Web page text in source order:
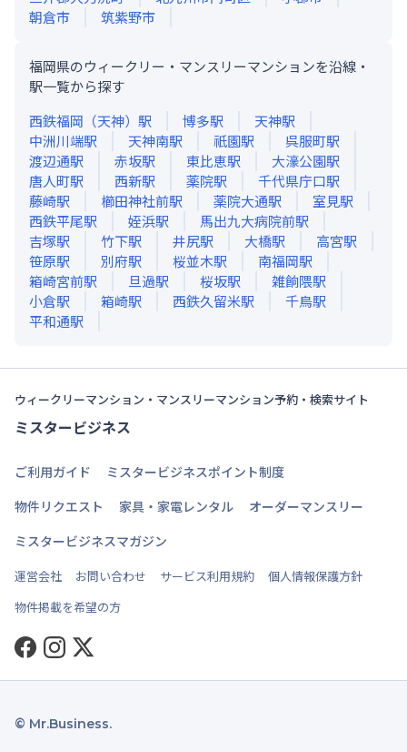
朝倉市
筑紫野市
福岡県のウィークリー・マンスリーマンションを沿線・
駅一覧から探す
西鉄福岡（天神） 駅 博多駅 天神駅
中洲川端駅 天神南駅 祇園駅 呉服町駅
渡辺通駅 赤坂駅 東比恵駅 大濠公園駅
唐人町駅 西新駅 薬院駅 千代県庁口駅
藤崎駅 櫛田神社前駅 薬院大通駅 室見駅
西鉄平尾駅 姪浜駅 馬出九大病院前駅
吉塚駅 竹下駅 井尻駅 大橋駅 高宮駅
笹原駅 別府駅 桜並木駅 南福岡駅
箱崎宮前駅 旦過駅 桜坂駅 雑餉隈駅
小倉駅 箱崎駅 西鉄久留米駅 千鳥駅
平和通駅
ウィークリーマンション・マンスリーマンション予約・検索サイト
ミスタービジネス
ご利用ガイド
ミスタービジネスポイント制度
物件リクエスト
家具・家電レンタル
オーダーマンスリー
ミスタービジネスマガジン
運営会社 お問い合わせ サービス利用規約
個人情報保護方針
物件掲載を希望の方
Facebook
Instagram
Twitter
© Mr.Business.